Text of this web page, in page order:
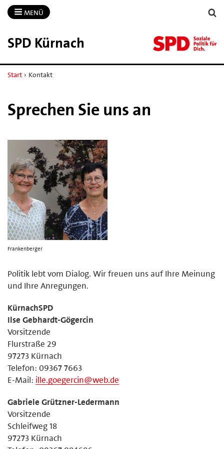
MENÜ
SPD Kürnach
Start › Kontakt
Sprechen Sie uns an
Frankenberger
Politik lebt vom Dialog. Wir freuen uns auf Ihre Meinung
und Ihre Anregungen.
KürnachSPD
Ilse Gebhardt-Gögercin
Vorsitzende
Flurstraße 29
97273 Kürnach
Telefon: 09367 7663
E-Mail: ille.goegercin@web.de
Gabriele Grützner-Ledermann
Vorsitzende
Schleifweg 18
97273 Kürnach